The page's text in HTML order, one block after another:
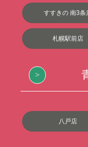
すすきの 南3条
札幌駅前店
八戸店